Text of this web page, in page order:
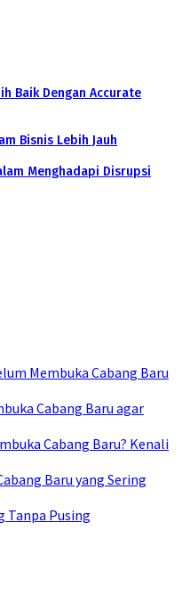
Baik Dengan Accurate
Bisnis Lebih Jauh
Menghadapi Disrupsi
Membuka Cabang Baru
Cabang Baru agar
Cabang Baru? Kenali
Baru yang Sering
Tanpa Pusing